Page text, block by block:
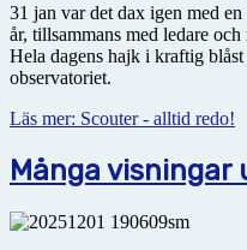
31 jan var det dax igen med
år, tillsammans med ledare
Hela dagens hajk i kraftig
observatoriet.
Läs mer: Scouter - alltid redo!
Många visningar